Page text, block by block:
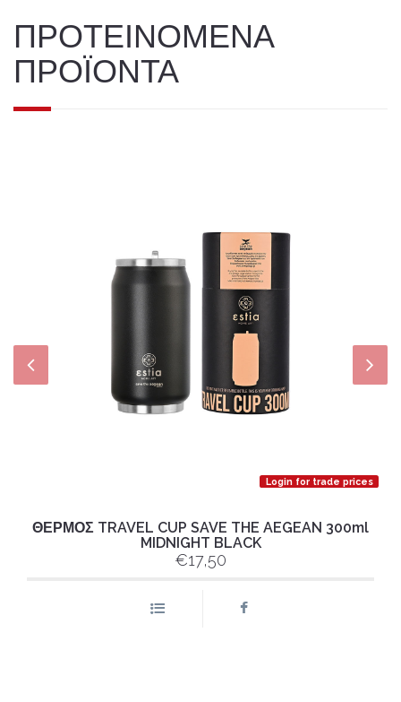
ΠΡΟΤΕΙΝΟΜΕΝΑ
ΠΡΟΪΟΝΤΑ
Login for trade prices
ΘΕΡΜΟΣ TRAVEL CUP SAVE THE AEGEAN 300ml
MIDNIGHT BLACK
€17,50